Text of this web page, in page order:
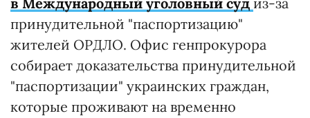
принудительной "паспортизацию"
жителей ОРДЛО. Офис генпрокурора
собирает доказательства принудительной
"паспортизации" украинских граждан,
которые проживают на временно